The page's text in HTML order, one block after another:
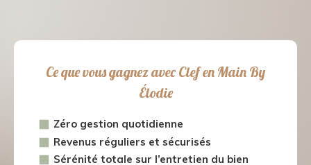
Ce que vous gagnez avec Clef en Main By
Élodie
Zéro gestion quotidienne
Revenus réguliers et sécurisés
Sérénité totale sur l’entretien du bien